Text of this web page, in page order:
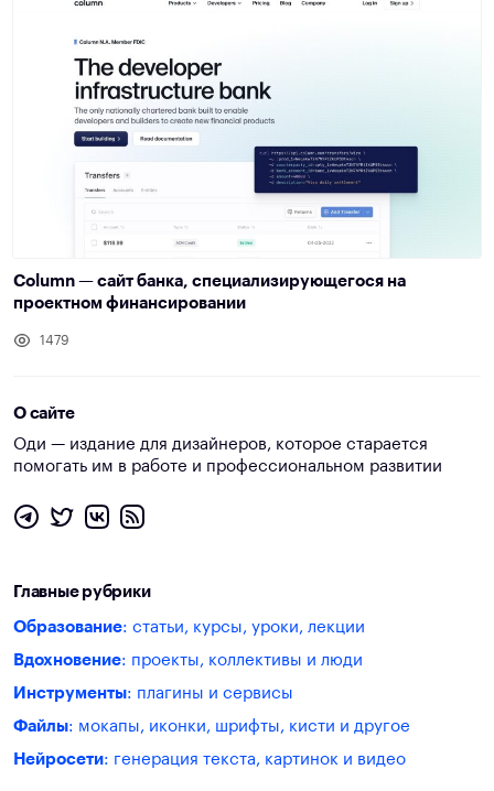
Column — сайт банка, специализирующегося на
проектном финансировании
1479
О сайте
Оди — издание для дизайнеров, которое старается
помогать им в работе и профессиональном развитии
Главные рубрики
Образование: статьи, курсы, уроки, лекции
Вдохновение: проекты, коллективы и люди
Инструменты: плагины и сервисы
Файлы: мокапы, иконки, шрифты, кисти и другое
Нейросети: генерация текста, картинок и видео